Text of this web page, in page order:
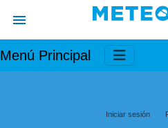
Menú Principal
Iniciar sesión